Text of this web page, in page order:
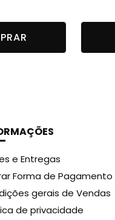
e Entregas
Forma de Pagamento
gerais de Vendas
de privacidade